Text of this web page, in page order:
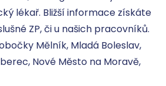
lékař. Bližší informace získáte
ZP, či u našich pracovníků.
Mělník, Mladá Boleslav,
Nové Město na Moravě,